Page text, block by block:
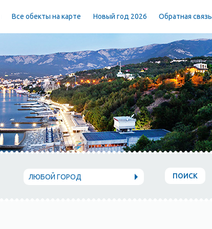
Все обекты на карте Новый год 2026 Обратная связь
ЛЮБОЙ ГОРОД ПОИСК